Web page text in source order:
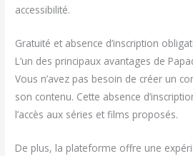
accessibilité.
Gratuité et absence d’inscription
L’un des principaux avantages de
Vous n’avez pas besoin de créer un
son contenu. Cette absence
l’accès aux séries et films proposés.
De plus, la plateforme offre une